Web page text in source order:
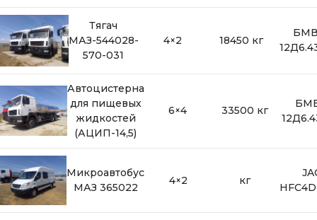
Тягач
МАЗ-544028-
570-031
4×2 18450 кг
Автоцистерна
для пищевых
жидкостей
(АЦИП-14,5)
6×4 33500 кг
Микроавтобус
МАЗ 365022
4×2 кг